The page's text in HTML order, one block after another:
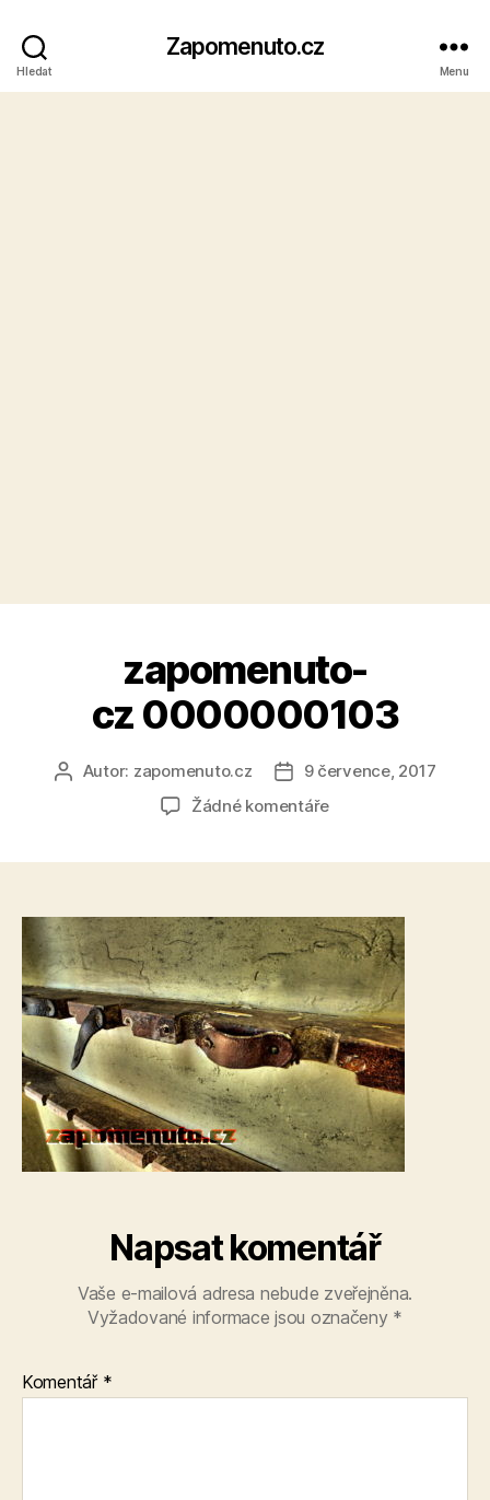
Hledat
Zapomenuto.cz
Menu
zapomenuto-
cz 0000000103
AutorAutor: zapomenuto.cz
Datum
příspěvku
9 července, 2017
Žádné komentářeu
cz 0000000103
Napsat komentář
Vaše e-mailová adresa nebude zveřejněna.
Vyžadované informace jsou označeny *
Komentář *